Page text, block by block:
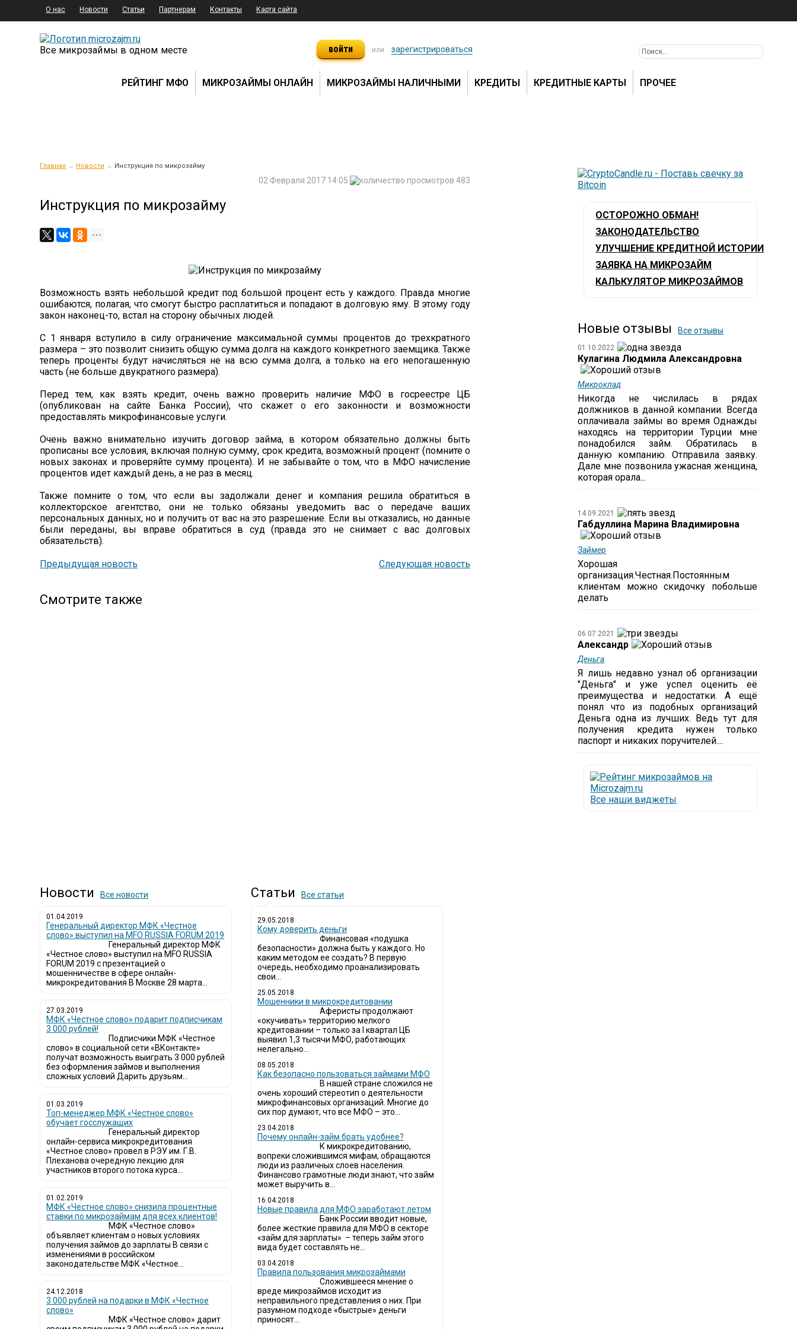
О нас Новости Статьи Партнерам Контакты Карта сайта
Все микрозаймы в одном месте войти или зарегистрироваться
РЕЙТИНГ МФО МИКРОЗАЙМЫ ОНЛАЙН МИКРОЗАЙМЫ НАЛИЧНЫМИ КРЕДИТЫ КРЕДИТНЫЕ КАРТЫ ПРОЧЕЕ
Главная → Новости → Инструкция по микрозайму
483
02 Февраля 2017 14:05
Инструкция по микрозайму
Возможность взять небольшой кредит под большой процент есть у каждого. Правда многие
ошибаются, полагая, что смогут быстро расплатиться и попадают в долговую яму. В этому году
закон наконец-то, встал на сторону обычных людей.
С 1 января вступило в силу ограничение максимальной суммы процентов до трехкратного
размера – это позволит снизить общую сумма долга на каждого конкретного заемщика. Также
теперь проценты будут начисляться не на всю сумма долга, а только на его непогашенную
часть (не больше двукратного размера).
Перед тем, как взять кредит, очень важно проверить наличие МФО в госреестре ЦБ
(опубликован на сайте Банка России), что скажет о его законности и возможности
предоставлять микрофинансовые услуги.
Очень важно внимательно изучить договор займа, в котором обязательно должны быть
прописаны все условия, включая полную сумму, срок кредита, возможный процент (помните о
новых законах и проверяйте сумму процента). И не забывайте о том, что в МФО начисление
процентов идет каждый день, а не раз в месяц.
Также помните о том, что если вы задолжали денег и компания решила обратиться в
коллекторское агентство, они не только обязаны уведомить вас о передаче ваших
персональных данных, но и получить от вас на это разрешение. Если вы отказались, но данные
были переданы, вы вправе обратиться в суд (правда это не снимает с вас долговых
обязательств).
Предыдущая новость Следующая новость
Смотрите также
Новости Все новости
01.04.2019
Генеральный директор МФК «Честное
слово» выступил на MFO RUSSIA FORUM 2019
Генеральный директор МФК
«Честное слово» выступил на MFO RUSSIA
FORUM 2019 с презентацией о
мошенничестве в сфере онлайн-
микрокредитования В Москве 28 марта...
27.03.2019
МФК «Честное слово» подарит подписчикам
3 000 рублей!
Подписчики МФК «Честное
слово» в социальной сети «ВКонтакте»
получат возможность выиграть 3 000 рублей
без оформления займов и выполнения
сложных условий Дарить друзьям...
01.03.2019
Топ-менеджер МФК «Честное слово»
обучает госслужащих
Генеральный директор
онлайн-сервиса микрокредитования
«Честное слово» провел в РЭУ им. Г.В.
Плеханова очередную лекцию для
участников второго потока курса...
01.02.2019
МФК «Честное слово» снизила процентные
ставки по микрозаймам для всех клиентов!
МФК «Честное слово»
объявляет клиентам о новых условиях
получения займов до зарплаты В связи с
изменениями в российском
законодательстве МФК «Честное...
24.12.2018
3 000 рублей на подарки в МФК «Честное
слово»
МФК «Честное слово» дарит
Статьи Все статьи
29.05.2018
Кому доверить деньги
Финансовая «подушка
безопасности» должна быть у каждого. Но
каким методом ее создать? В первую
очередь, необходимо проанализировать
свои...
25.05.2018
Мошенники в микрокредитовании
Аферисты продолжают
«окучивать» территорию мелкого
кредитовании – только за I квартал ЦБ
выявил 1,3 тысячи МФО, работающих
нелегально...
08.05.2018
Как безопасно пользоваться займами МФО
В нашей стране сложился не
очень хороший стереотип о деятельности
микрофинансовых организаций. Многие до
сих пор думают, что все МФО – это...
23.04.2018
Почему онлайн-займ брать удобнее?
К микрокредитованию,
вопреки сложившимся мифам, обращаются
люди из различных слоев населения.
Финансово грамотные люди знают, что займ
может выручить в...
16.04.2018
Новые правила для МФО заработают летом
Банк России вводит новые,
более жесткие правила для МФО в секторе
«займ для зарплаты» – теперь займ этого
вида будет составлять не...
03.04.2018
​Правила пользования микрозаймами
Сложившееся мнение о
вреде микрозаймов исходит из
неправильного представления о них. При
разумном подходе «быстрые» деньги
приносят...
ОСТОРОЖНО ОБМАН!
ЗАКОНОДАТЕЛЬСТВО
УЛУЧШЕНИЕ КРЕДИТНОЙ ИСТОРИИ
ЗАЯВКА НА МИКРОЗАЙМ
КАЛЬКУЛЯТОР МИКРОЗАЙМОВ
Новые отзывы Все отзывы
01.10.2022
Кулагина Людмила Александровна
Микроклад
Никогда не числилась в рядах
должников в данной компании. Всегда
оплачивала займы во время Однажды
находясь на территории Турции мне
понадобился займ. Обратилась в
данную компанию. Отправила заявку.
Дале мне позвонила ужасная женщина,
которая орала...
14.09.2021
Габдуллина Марина Владимировна
Займер
Хорошая
организация.Честная.Постоянным
клиентам можно скидочку побольше
делать
06.07.2021
Александр
Деньга
Я лишь недавно узнал об организации
"Деньга" и уже успел оценить её
преимущества и недостатки. А ещё
понял что из подобных организаций
Деньга одна из лучших. Ведь тут для
получения кредита нужен только
паспорт и никаких поручителей....
Все наши виджеты